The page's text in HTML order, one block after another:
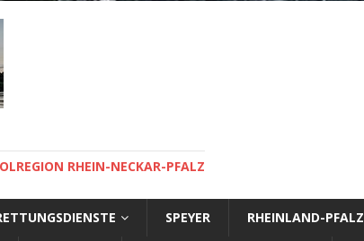
RHEIN-NECKAR-PFALZ
SPEYER RHEINLAND-PFALZ